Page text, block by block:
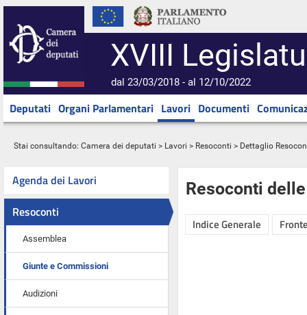
XVIII
dal 23/03/2018 - al 12/10/2022
Deputati Organi Parlamentari Lavori Documenti
Stai consultando: Camera dei deputati > Lavori > Resoconti > Dettaglio
Agenda dei Lavori
Resoconti
Assemblea
Giunte e Commissioni
Audizioni
Resoconti
Indice Generale